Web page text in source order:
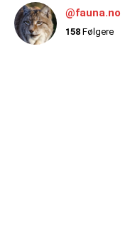
@fauna.no
158 Følgere